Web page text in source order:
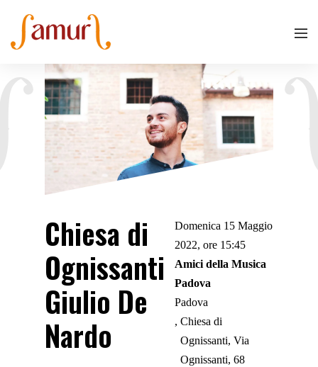
Chiesa di
Ognissanti
Giulio De
Nardo
Domenica 15 Maggio
2022, ore 15:45
Amici della Musica
Padova
Padova
Chiesa di
Ognissanti, Via
Ognissanti, 68